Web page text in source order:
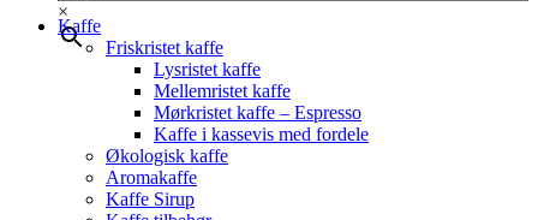
×
Kaffe
Friskristet kaffe
Lysristet kaffe
Mellemristet kaffe
Mørkristet kaffe – Espresso
Kaffe i kassevis med fordele
Økologisk kaffe
Aromakaffe
Kaffe Sirup